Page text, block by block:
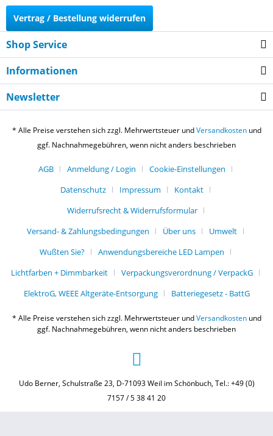
Vertrag / Bestellung widerrufen
Shop Service
Informationen
Newsletter
* Alle Preise verstehen sich zzgl. Mehrwertsteuer undVersandkostenund
ggf. Nachnahmegebühren, wenn nicht anders beschrieben
AGB Anmeldung / Login
Cookie-Einstellungen
Datenschutz
Impressum
Kontakt
Widerrufsrecht & Widerrufsformular
Versand- & Zahlungsbedingungen
Über uns
Umwelt
Wußten Sie?
Anwendungsbereiche LED Lampen
Lichtfarben + Dimmbarkeit
Verpackungsverordnung / VerpackG
ElektroG, WEEE Altgeräte-Entsorgung
Batteriegesetz - BattG
* Alle Preise verstehen sich zzgl. Mehrwertsteuer undVersandkostenund
ggf. Nachnahmegebühren, wenn nicht anders beschrieben
Udo Berner, Schulstraße 23, D-71093 Weil im Schönbuch, Tel.: +49 (0)
7157 / 5 38 41 20